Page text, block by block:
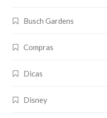
Busch Gardens
Compras
Dicas
Disney